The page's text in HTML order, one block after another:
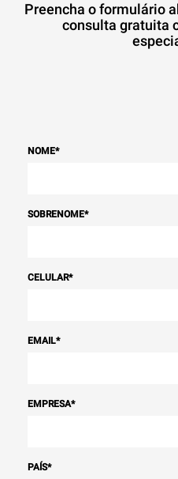
Preencha o formulário
consulta gratuita
NOME*
SOBRENOME*
CELULAR*
EMAIL*
EMPRESA*
PAÍS*